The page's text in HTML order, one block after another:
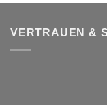
VERTRAUEN &